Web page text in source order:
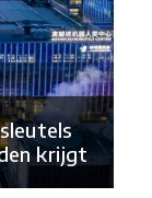
krijgt